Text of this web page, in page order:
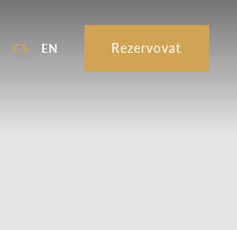
CS EN Rezervovat